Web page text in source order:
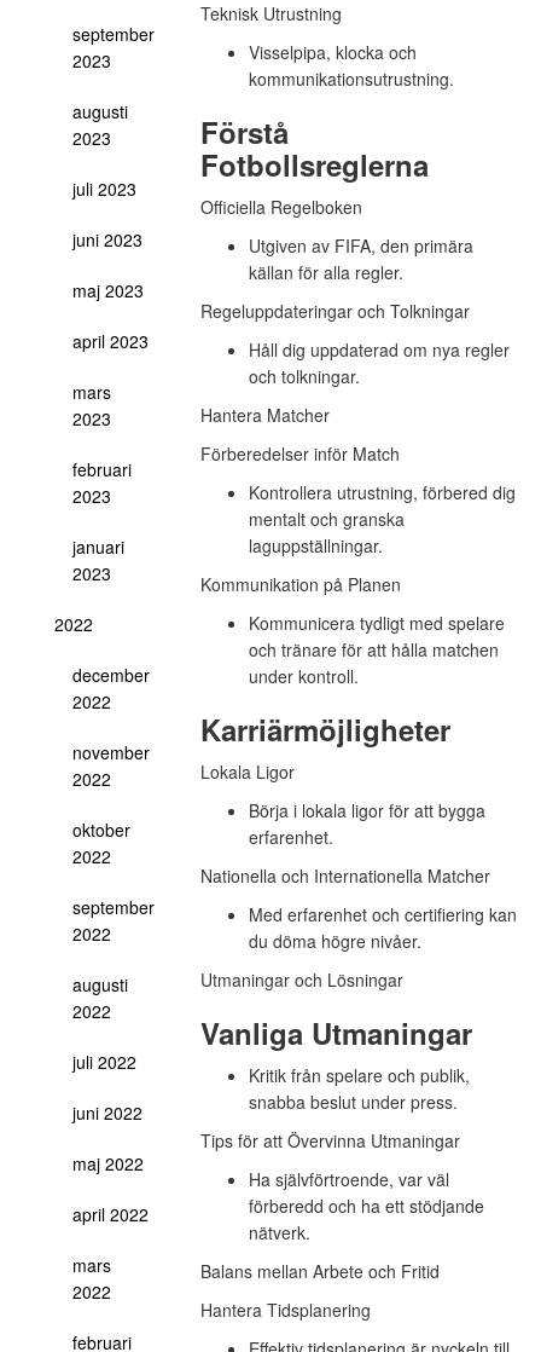
september
2023
augusti
2023
juli 2023
juni 2023
maj 2023
april 2023
mars
2023
februari
2023
januari
2023
2022
december
2022
november
2022
oktober
2022
september
2022
augusti
2022
juli 2022
juni 2022
maj 2022
april 2022
mars
2022
februari
Teknisk Utrustning
Visselpipa, klocka och
kommunikationsutrustning.
Förstå
Fotbollsreglerna
Officiella Regelboken
Utgiven av FIFA, den primära
källan för alla regler.
Regeluppdateringar och Tolkningar
Håll dig uppdaterad om nya regler
och tolkningar.
Hantera Matcher
Förberedelser inför Match
Kontrollera utrustning, förbered dig
mentalt och granska
laguppställningar.
Kommunikation på Planen
Kommunicera tydligt med spelare
och tränare för att hålla matchen
under kontroll.
Karriärmöjligheter
Lokala Ligor
Börja i lokala ligor för att bygga
erfarenhet.
Nationella och Internationella Matcher
Med erfarenhet och certifiering kan
du döma högre nivåer.
Utmaningar och Lösningar
Vanliga Utmaningar
Kritik från spelare och publik,
snabba beslut under press.
Tips för att Övervinna Utmaningar
Ha självförtroende, var väl
förberedd och ha ett stödjande
nätverk.
Balans mellan Arbete och Fritid
Hantera Tidsplanering